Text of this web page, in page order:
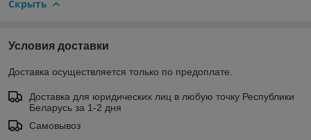
Скрыть
Условия доставки
Доставка осуществляется только по предоплате.
Доставка для юридических лиц в любую точку Республики
Беларусь за 1-2 дня
Самовывоз